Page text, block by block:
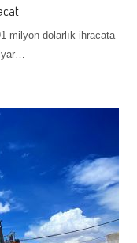
milyon dolarlık ihracata